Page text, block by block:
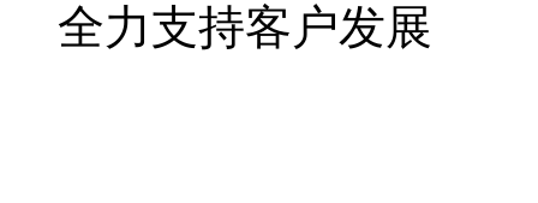
全力支持客户发展